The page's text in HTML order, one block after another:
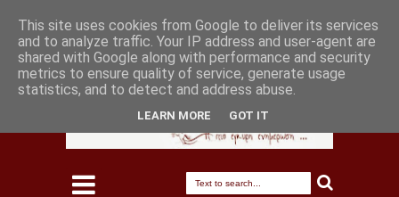
This site uses cookies from Google to deliver its services
and to analyze traffic. Your IP address and user-agent are
shared with Google along with performance and security
metrics to ensure quality of service, generate usage
statistics, and to detect and address abuse.
LEARN MORE GOT IT